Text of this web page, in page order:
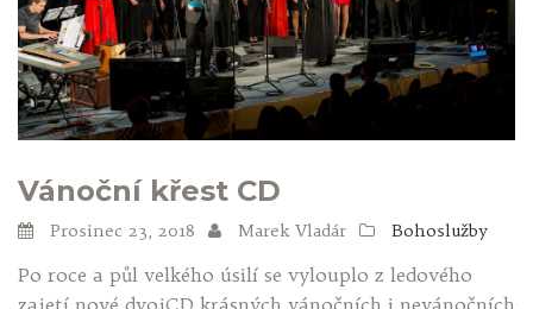
Vánoční křest CD
Prosinec 23, 2018 Marek Vladár Bohoslužby
Po roce a půl velkého úsilí se vylouplo z ledového